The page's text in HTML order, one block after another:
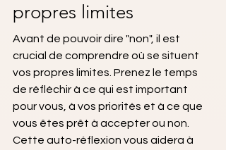
propres limites
Avant de pouvoir dire "non", il est
crucial de comprendre où se situent
vos propres limites. Prenez le temps
de réfléchir à ce qui est important
pour vous, à vos priorités et à ce que
vous êtes prêt à accepter ou non.
Cette auto-réflexion vous aidera à